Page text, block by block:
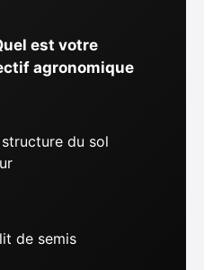
est votre
agronomique
du sol
de semis